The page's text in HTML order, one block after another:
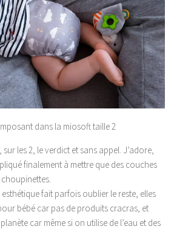
dans la miosoft taille 2
sur les 2, le verdict et sans appel. J’adore,
finalement à mettre que des couches
esthétique fait parfois oublier le reste, elles
bébé car pas de produits cracras, et
car même si on utilise de l’eau et des